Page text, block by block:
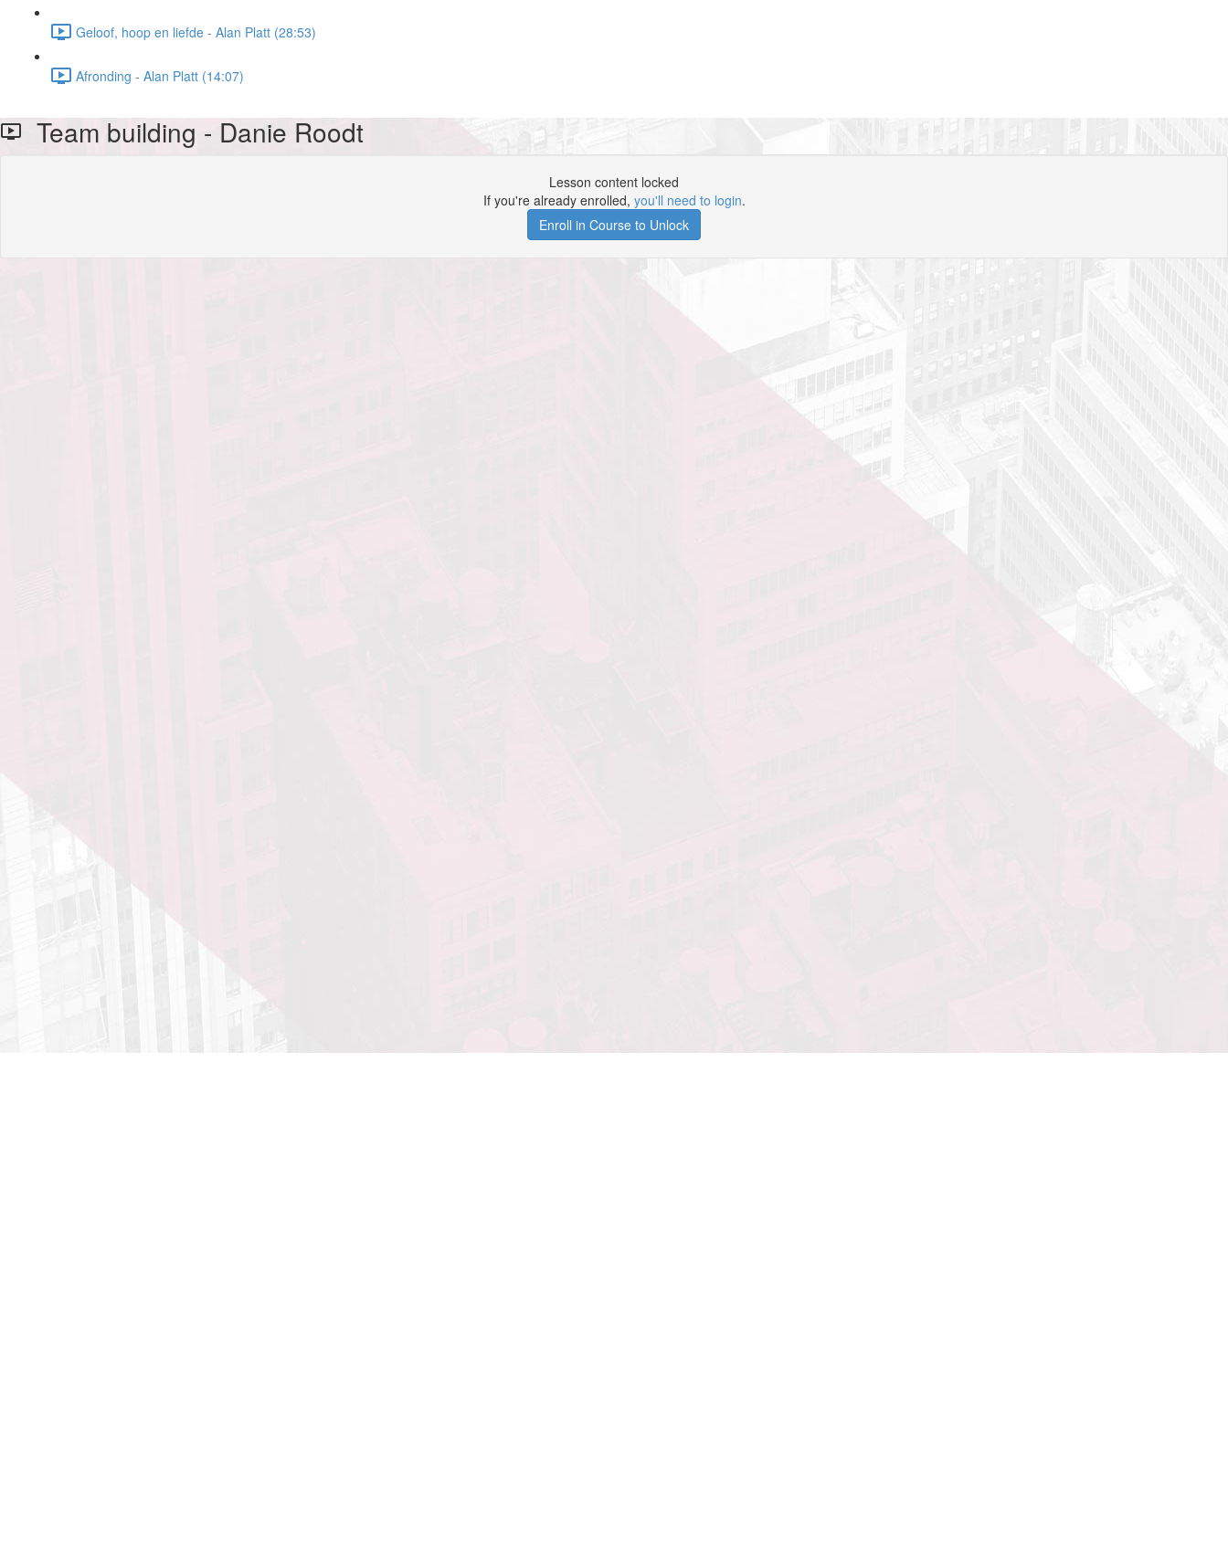
Geloof, hoop en liefde - Alan Platt (28:53)
Afronding - Alan Platt (14:07)
Team building - Danie Roodt
Lesson content locked
If you're already enrolled, you'll need to login.
Enroll in Course to Unlock